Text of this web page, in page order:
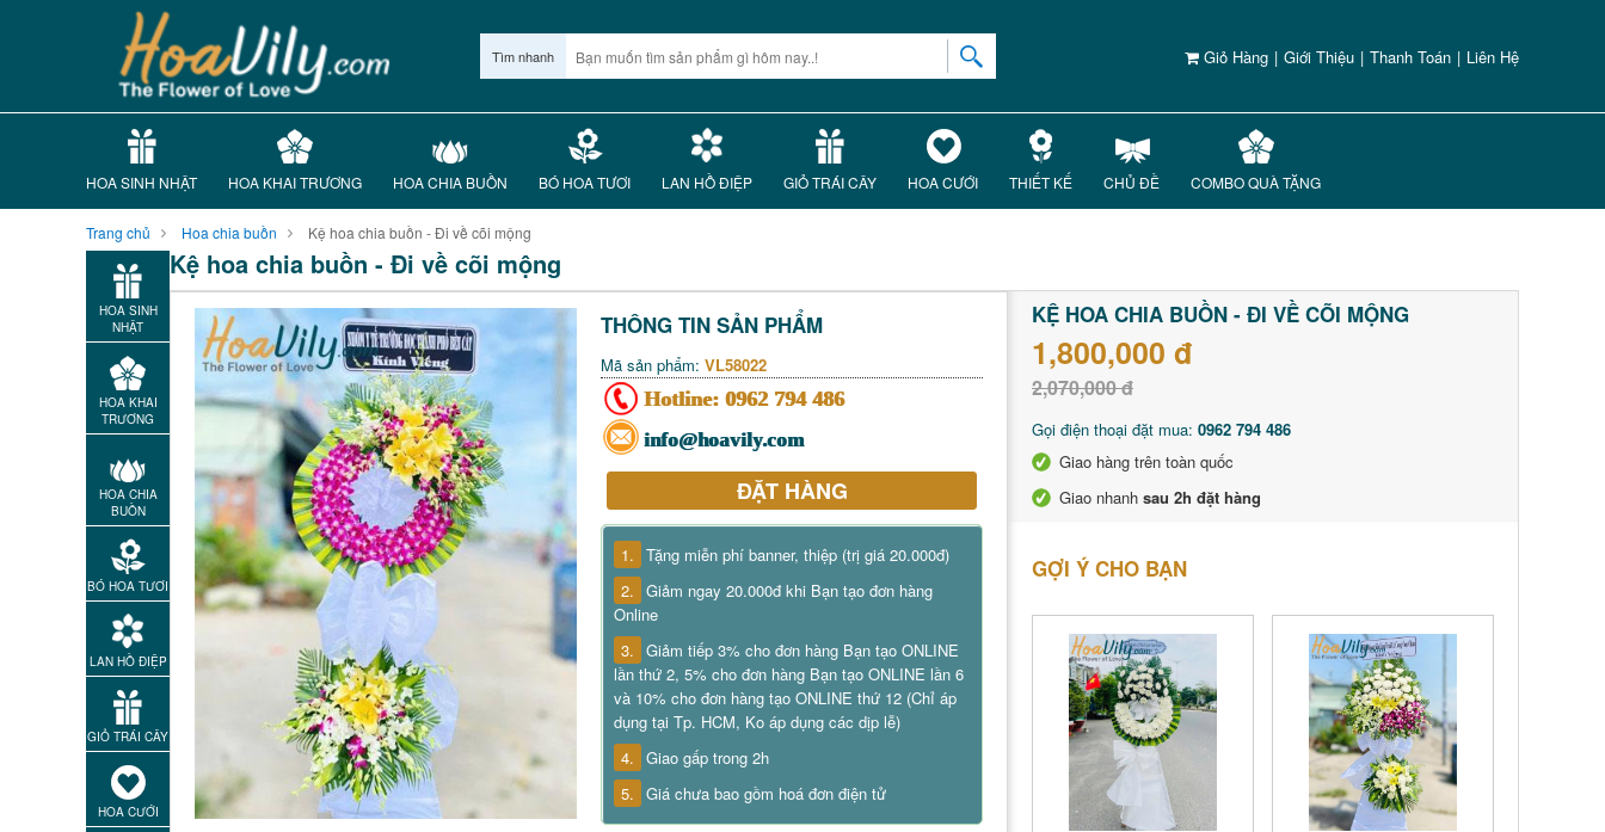
Giỏ Hàng | Giới Thiệu | Thanh Toán | Liên Hệ
Tìm nhanh
HOA SINH NHẬT HOA KHAI TRƯƠNG HOA CHIA BUỒN BÓ HOA TƯƠI LAN HỒ ĐIỆP GIỎ TRÁI CÂY HOA CƯỚI THIẾT KẾ CHỦ ĐỀ COMBO QUÀ TẶNG
Trang chủ Hoa chia buồn Kệ hoa chia buồn - Đi về cõi mộng
HOA SINH
NHẬT
HOA KHAI
TRƯƠNG
HOA CHIA
BUỒN
BÓ HOA TƯƠI
LAN HỒ ĐIỆP
GIỎ TRÁI CÂY
HOA CƯỚI
Kệ hoa chia buồn - Đi về cõi mộng
THÔNG TIN SẢN PHẨM
Mã sản phẩm: VL58022
Hotline: 0962 794 486
info@hoavily.com
ĐẶT HÀNG
1. Tặng miễn phí banner, thiệp (trị giá 20.000đ)
2. Giảm ngay 20.000đ khi Bạn tạo đơn hàng
Online
3. Giảm tiếp 3% cho đơn hàng Bạn tạo ONLINE
lần thứ 2, 5% cho đơn hàng Bạn tạo ONLINE lần 6
và 10% cho đơn hàng tạo ONLINE thứ 12 (Chỉ áp
dụng tại Tp. HCM, Ko áp dụng các dịp lễ)
4. Giao gấp trong 2h
5. Giá chưa bao gồm hoá đơn điện tử
KỆ HOA CHIA BUỒN - ĐI VỀ CÕI MỘNG
1,800,000 đ
2,070,000 đ
Gọi điện thoại đặt mua: 0962 794 486
Giao hàng trên toàn quốc
Giao nhanh sau 2h đặt hàng
GỢI Ý CHO BẠN